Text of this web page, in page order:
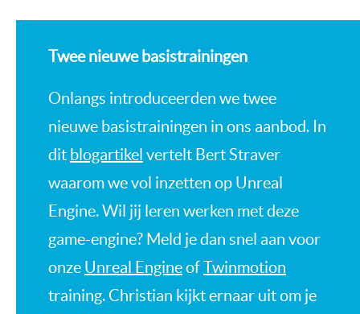
Twee nieuwe basistrainingen
Onlangs introduceerden we twee
nieuwe basistrainingen in ons aanbod. In
dit blogartikel vertelt Bert Straver
waarom we vol inzetten op Unreal
Engine. Wil jij leren werken met deze
game-engine? Meld je dan snel aan voor
onze Unreal EngineofTwinmotion
training. Christian kijkt ernaar uit om je